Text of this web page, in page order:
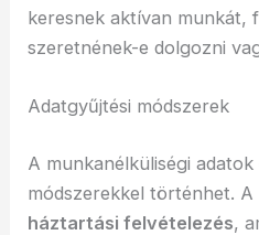
keresnek aktívan munkát,
szeretnének-e dolgozni
Adatgyűjtési módszerek
A munkanélküliségi
módszerekkel történhet.
háztartási felvételezés,